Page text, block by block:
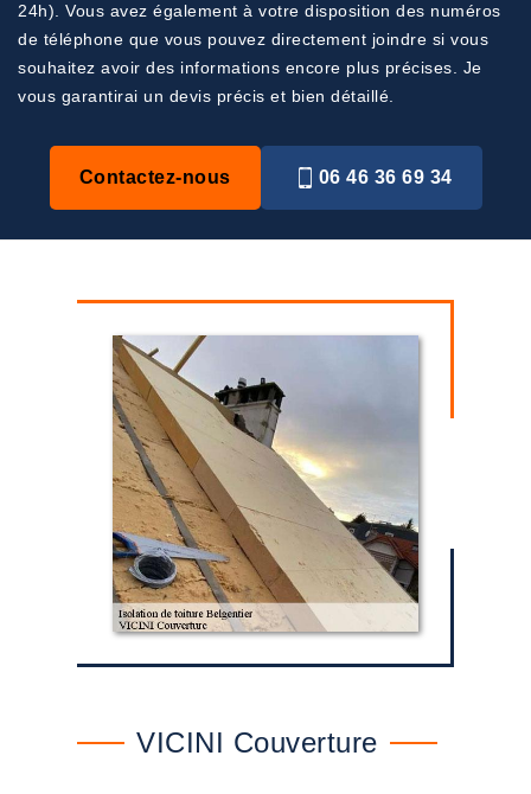
24h). Vous avez également à votre disposition des numéros
de téléphone que vous pouvez directement joindre si vous
souhaitez avoir des informations encore plus précises. Je
vous garantirai un devis précis et bien détaillé.
Contactez-nous 06 46 36 69 34
VICINI Couverture